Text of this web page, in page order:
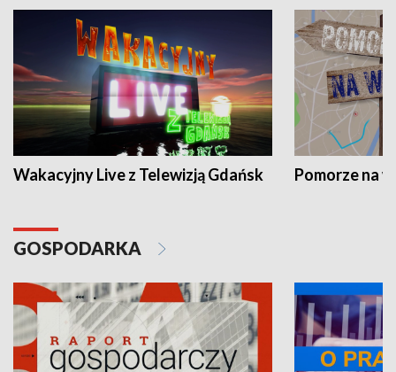
Wakacyjny Live z Telewizją Gdańsk Pomorze na
GOSPODARKA